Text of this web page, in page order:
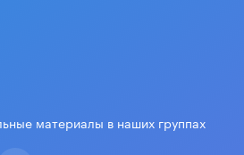
материалы в наших группах